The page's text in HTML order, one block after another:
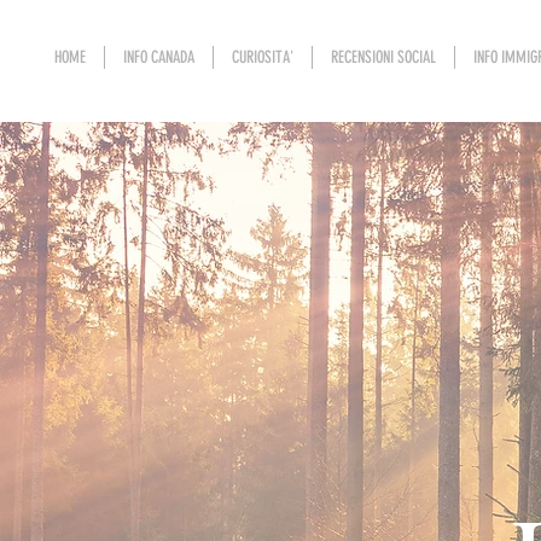
HOME INFO CANADA CURIOSITA' RECENSIONI SOCIAL INFO